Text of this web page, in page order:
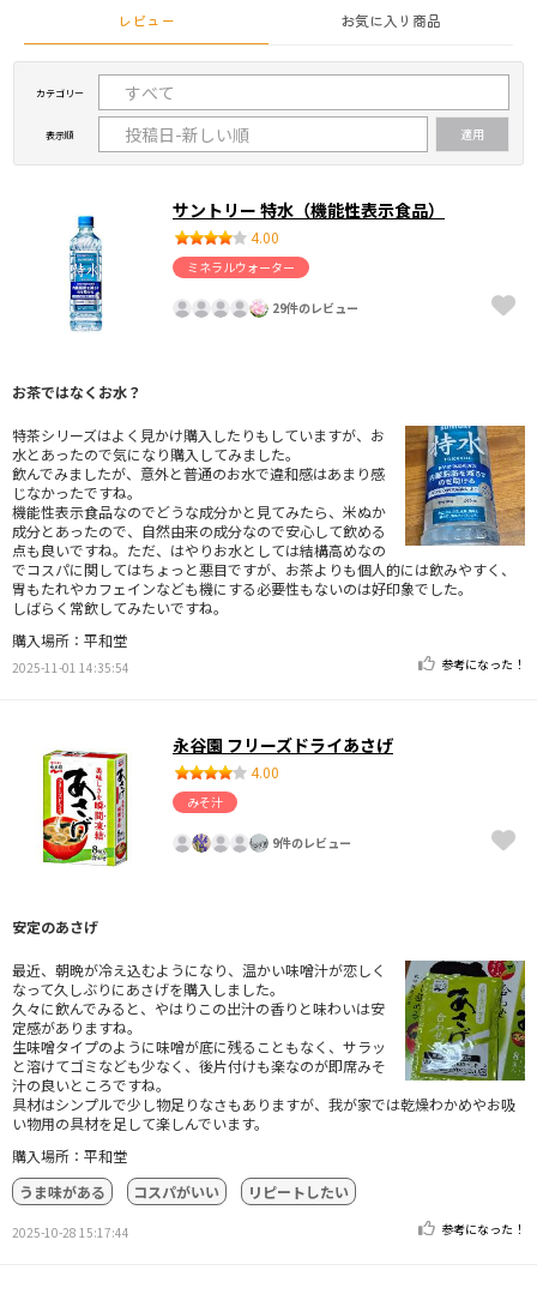
レビュー お気に入り商品
カテゴリー
表示順
サントリー 特水（機能性表示食品）
4.00
ミネラルウォーター
29件のレビュー
お茶ではなくお水？
特茶シリーズはよく見かけ購入したりもしていますが、お
水とあったので気になり購入してみました。
飲んでみましたが、意外と普通のお水で違和感はあまり感
じなかったですね。
機能性表示食品なのでどうな成分かと見てみたら、米ぬか
成分とあったので、自然由来の成分なので安心して飲める
点も良いですね。ただ、はやりお水としては結構高めなの
でコスパに関してはちょっと悪目ですが、お茶よりも個人的には飲みやすく、
胃もたれやカフェインなども機にする必要性もないのは好印象でした。
しばらく常飲してみたいですね。
購入場所：平和堂
2025-11-01 14:35:54 参考になった！
永谷園 フリーズドライあさげ
4.00
みそ汁
9件のレビュー
安定のあさげ
最近、朝晩が冷え込むようになり、温かい味噌汁が恋しく
なって久しぶりにあさげを購入しました。
久々に飲んでみると、やはりこの出汁の香りと味わいは安
定感がありますね。
生味噌タイプのように味噌が底に残ることもなく、サラッ
と溶けてゴミなども少なく、後片付けも楽なのが即席みそ
汁の良いところですね。
具材はシンプルで少し物足りなさもありますが、我が家では乾燥わかめやお吸
い物用の具材を足して楽しんでいます。
購入場所：平和堂
うま味がある
コスパがいい リピートしたい
2025-10-28 15:17:44 参考になった！